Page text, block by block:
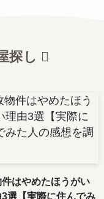
探し
はやめたほうがい
選【実際に住んでみ